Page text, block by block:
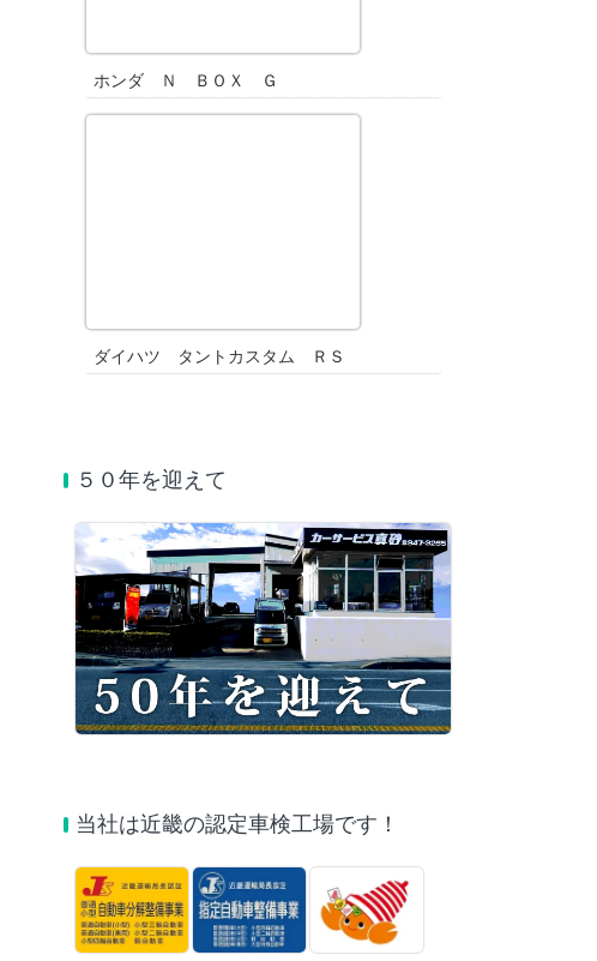
ホンダ Ｎ ＢＯＸ Ｇ
ダイハツ タントカスタム ＲＳ
５０年を迎えて
当社は近畿の認定車検工場です！